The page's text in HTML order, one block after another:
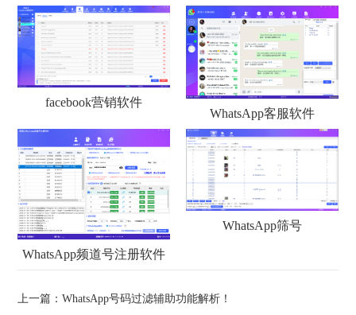
facebook营销软件
WhatsApp客服软件
WhatsApp频道号注册软件
WhatsApp筛号
上一篇：WhatsApp号码过滤辅助功能解析！